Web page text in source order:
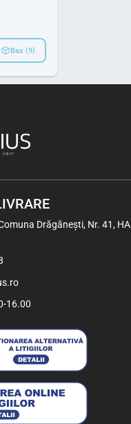
Bax (9)
Drăgăneşti, Nr. 41,
16.00